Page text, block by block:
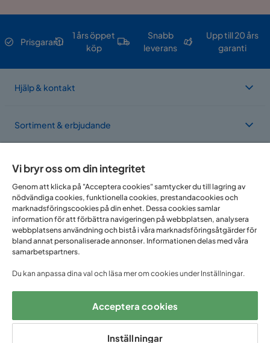
Prisgaranti
1 års öppet
köp
Snabb
leverans
Upp till 20 års
garanti
Hjälp & kontakt
Sortiment & erbjudande
Vi finns i flera länder
Följ oss på:
Vi bryr oss om din integritet
Genom att klicka på "Acceptera cookies" samtycker du till lagring av
nödvändiga cookies, funktionella cookies, prestandacookies och
marknadsföringscookies på din enhet. Dessa cookies samlar
information för att förbättra navigeringen på webbplatsen, analysera
webbplatsens användning och bistå i våra marknadsföringsåtgärder för
bland annat personaliserade annonser. Informationen delas med våra
samarbetspartners.
Du kan anpassa dina val och läsa mer om cookies under Inställningar.
Acceptera cookies
Inställningar